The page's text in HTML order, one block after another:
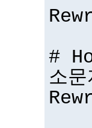
#
소